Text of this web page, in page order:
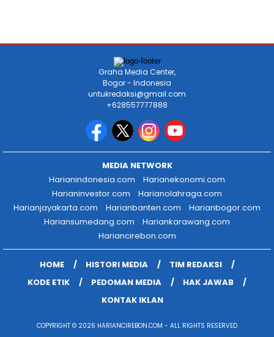
Graha Media Center,
Bogor - Indonesia
untukredaksi@gmail.com
+628557777888
MEDIA NETWORK
Harianindonesia.com
Harianekonomi.com
Harianinvestor.com
Harianolahraga.com
Harianjayakarta.com
Harianbanten.com
Harianbogor.com
Hariansumedang.com
Hariankarawang.com
Hariancirebon.com
HOME HISTORI MEDIA
TIM REDAKSI
KODE ETIK
PEDOMAN MEDIA
HAK JAWAB
KONTAK IKLAN
COPYRIGHT © 2026 HARIANCIREBON.COM - ALL RIGHTS RESERVED